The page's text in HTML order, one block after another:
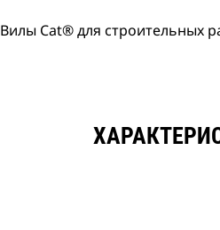
Вилы Cat® для строительных